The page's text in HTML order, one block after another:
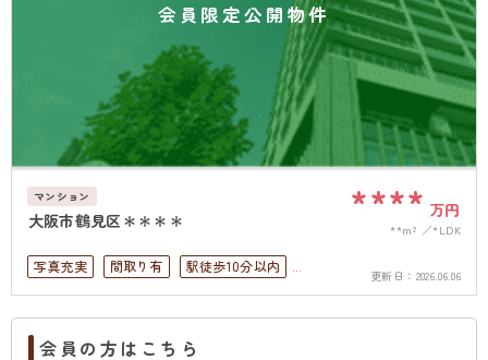
会員限定公開物件
マンション
大阪市鶴見区＊＊＊＊ **** 万円
**m² *LDK
写真充実 間取り有
駅徒歩10分以内
高層階
上下水道完備
更新日： 2026.06.06
会員の方はこちら